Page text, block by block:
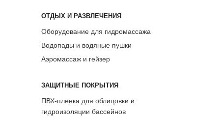
ОТДЫХ И РАЗВЛЕЧЕНИЯ
Оборудование для гидромассажа
Водопады и водяные пушки
Аэромассаж и гейзер
ЗАЩИТНЫЕ ПОКРЫТИЯ
ПВХ-пленка для облицовки и
гидроизоляции бассейнов